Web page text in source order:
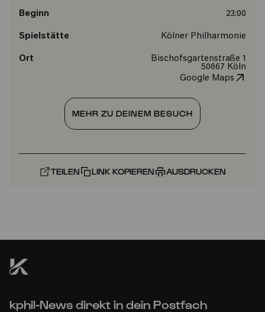
Beginn 23:00
Spielstätte Kölner Philharmonie
Ort
Bischofsgartenstraße 1
50667 Köln
Google Maps
MEHR ZU DEINEM BESUCH
TEILEN LINK KOPIEREN AUSDRUCKEN
kphil-News direkt in dein Postfach